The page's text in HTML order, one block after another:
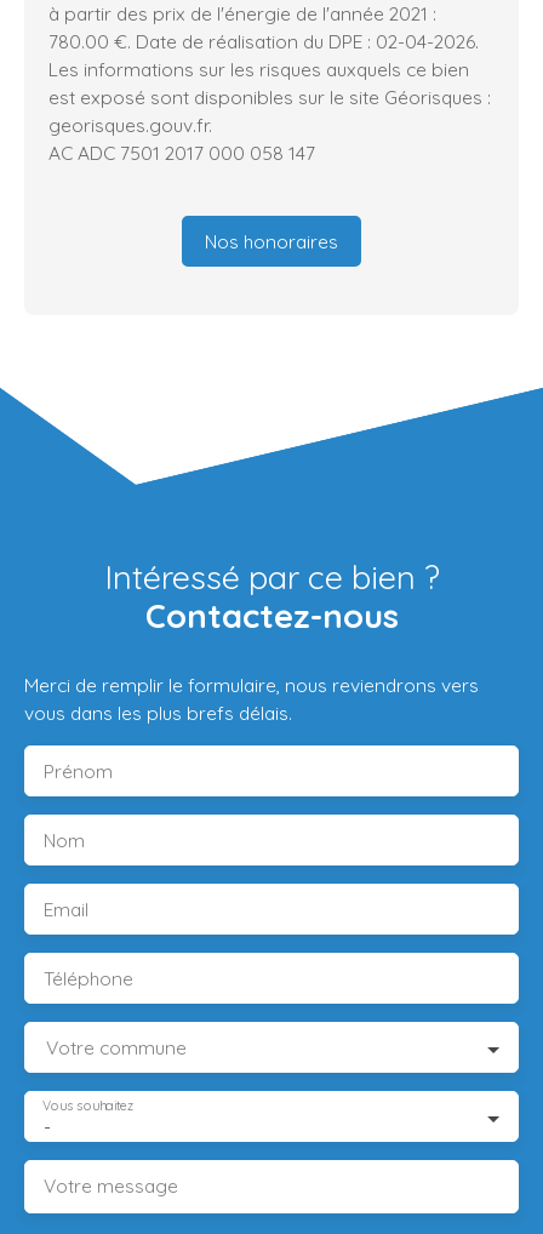
à partir des prix de l'énergie de l'année 2021 :
780.00 €. Date de réalisation du DPE : 02-04-2026.
Les informations sur les risques auxquels ce bien
est exposé sont disponibles sur le site Géorisques :
georisques.gouv.fr.
AC ADC 7501 2017 000 058 147
Nos honoraires
Intéressé par ce bien ?
Contactez-nous
Merci de remplir le formulaire, nous reviendrons vers
vous dans les plus brefs délais.
Prénom
Nom
Email
Téléphone
Votre commune
-
Vous souhaitez
Votre message